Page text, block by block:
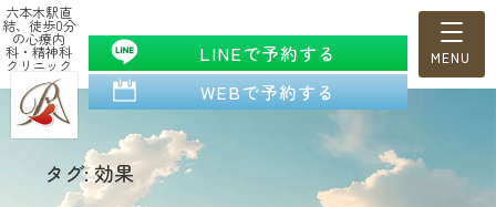
六本木駅直
結、徒歩0分
の心療内
科・精神科
クリニック
LINEで予約する
WEBで予約する
タグ: 効果